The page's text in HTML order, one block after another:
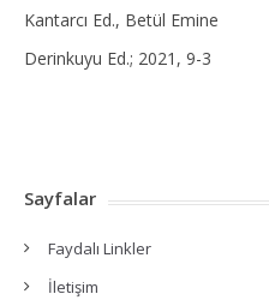
Kantarcı Ed., Betül Emine
Derinkuyu Ed.; 2021, 9-3
Sayfalar
Faydalı Linkler
İletişim